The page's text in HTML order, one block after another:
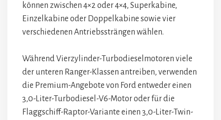
können zwischen 4×2 oder 4×4, Superkabine,
Einzelkabine oder Doppelkabine sowie vier
verschiedenen Antriebssträngen wählen.
Während Vierzylinder-Turbodieselmotoren viele
der unteren Ranger-Klassen antreiben, verwenden
die Premium-Angebote von Ford entweder einen
3,0-Liter-Turbodiesel-V6-Motor oder für die
Flaggschiff-Raptor-Variante einen 3,0-Liter-Twin-